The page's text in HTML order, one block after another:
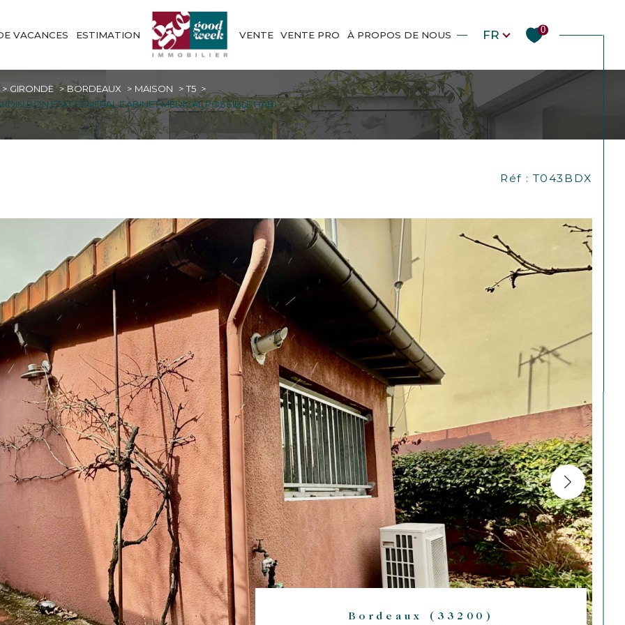
VACANCES ESTIMATION VENTE VENTE PRO À PROPOS DE NOUS Langue
FR 0
GIRONDE BORDEAUX MAISON
T5
BON ETAT GENERAL CABINET MEDICAL POSSIBLE HABI
Réf : T043BDX
Bordeaux (33200)